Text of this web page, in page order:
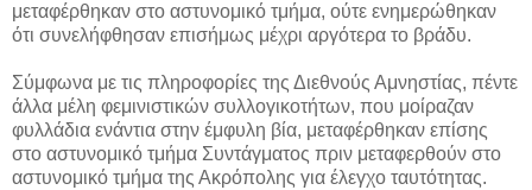
μεταφέρθηκαν στο αστυνομικό τμήμα, ούτε ενημερώθηκαν
ότι συνελήφθησαν επισήμως μέχρι αργότερα το βράδυ.
Σύμφωνα με τις πληροφορίες της Διεθνούς Αμνηστίας, πέντε
άλλα μέλη φεμινιστικών συλλογικοτήτων, που μοίραζαν
φυλλάδια ενάντια στην έμφυλη βία, μεταφέρθηκαν επίσης
στο αστυνομικό τμήμα Συντάγματος πριν μεταφερθούν στο
αστυνομικό τμήμα της Ακρόπολης για έλεγχο ταυτότητας.